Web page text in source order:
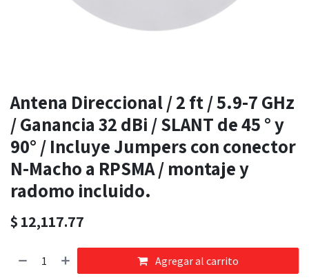
Antena Direccional / 2 ft / 5.9-7 GHz
/ Ganancia 32 dBi / SLANT de 45 ° y
90° / Incluye Jumpers con conector
N-Macho a RPSMA / montaje y
radomo incluido.
$ 12,117.77
Agregar al carrito